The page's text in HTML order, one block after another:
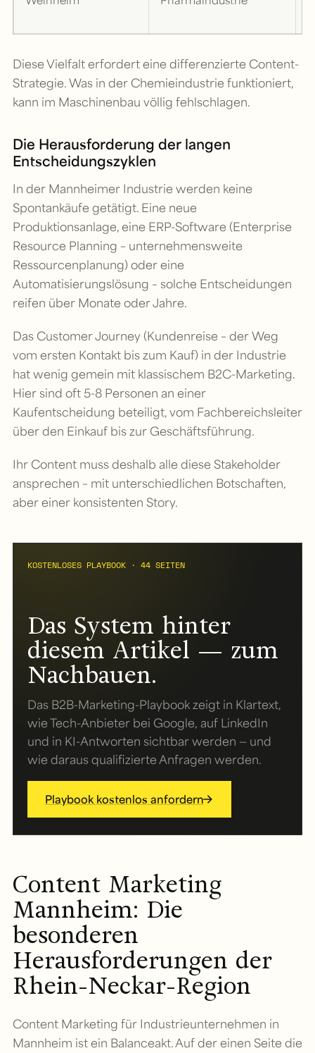
Diese Vielfalt erfordert eine differenzierte Content-
Strategie. Was in der Chemieindustrie funktioniert,
kann im Maschinenbau völlig fehlschlagen.
Die Herausforderung der langen
Entscheidungszyklen
In der Mannheimer Industrie werden keine
Spontankäufe getätigt. Eine neue
Produktionsanlage, eine ERP-Software (Enterprise
Resource Planning – unternehmensweite
Ressourcenplanung) oder eine
Automatisierungslösung – solche Entscheidungen
reifen über Monate oder Jahre.
Das Customer Journey (Kundenreise – der Weg
vom ersten Kontakt bis zum Kauf) in der Industrie
hat wenig gemein mit klassischem B2C-Marketing.
Hier sind oft 5-8 Personen an einer
Kaufentscheidung beteiligt, vom Fachbereichsleiter
über den Einkauf bis zur Geschäftsführung.
Ihr Content muss deshalb alle diese Stakeholder
ansprechen – mit unterschiedlichen Botschaften,
aber einer konsistenten Story.
KOSTENLOSES PLAYBOOK · 44 SEITEN
Das System hinter
diesem Artikel — zum
Nachbauen.
Das B2B-Marketing-Playbook zeigt in Klartext,
wie Tech-Anbieter bei Google, auf LinkedIn
und in KI-Antworten sichtbar werden — und
wie daraus qualifizierte Anfragen werden.
Playbook kostenlos anfordern
Content Marketing
Mannheim: Die
besonderen
Herausforderungen der
Rhein-Neckar-Region
Content Marketing für Industrieunternehmen in
Mannheim ist ein Balanceakt. Auf der einen Seite die